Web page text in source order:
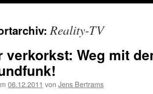
Reality-TV
verkorkst: Weg mit
06.12.2011 von Jens Bertrams